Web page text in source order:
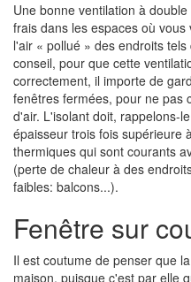
Une bonne ventilation à
frais dans les espaces où
l'air « pollué » des endroits
conseil, pour que cette
correctement, il importe de
fenêtres fermées, pour ne pas
d'air. L'isolant doit, rappelons-
épaisseur trois fois supérieure
thermiques qui sont courants
(perte de chaleur à des
faibles: balcons...).
Fenêtre sur
Il est coutume de penser que
maison, puisque c'est par elle